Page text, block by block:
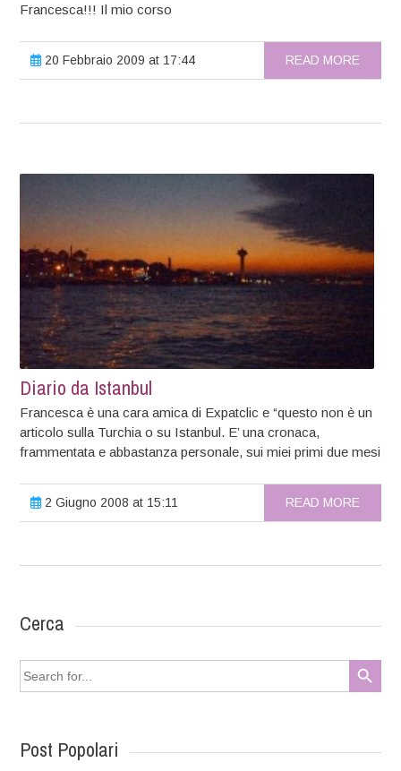
Francesca!!! Il mio corso
20 Febbraio 2009 at 17:44 READ MORE
Diario da Istanbul
Francesca è una cara amica di Expatclic e “questo non è un
articolo sulla Turchia o su Istanbul. E’ una cronaca,
frammentata e abbastanza personale, sui miei primi due mesi
2 Giugno 2008 at 15:11 READ MORE
Cerca
Search
for:
Search Button
Post Popolari